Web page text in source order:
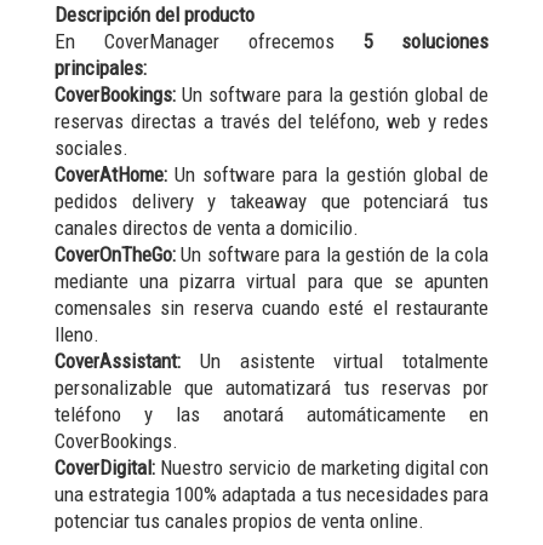
Descripción del producto
En CoverManager ofrecemos 5 soluciones
principales:
CoverBookings: Un software para la gestión global de
reservas directas a través del teléfono, web y redes
sociales.
CoverAtHome: Un software para la gestión global de
pedidos delivery y takeaway que potenciará tus
canales directos de venta a domicilio.
CoverOnTheGo:Un software para la gestión de la cola
mediante una pizarra virtual para que se apunten
comensales sin reserva cuando esté el restaurante
lleno.
CoverAssistant: Un asistente virtual totalmente
personalizable que automatizará tus reservas por
teléfono y las anotará automáticamente en
CoverBookings.
CoverDigital: Nuestro servicio de marketing digital con
una estrategia 100% adaptada a tus necesidades para
potenciar tus canales propios de venta online.